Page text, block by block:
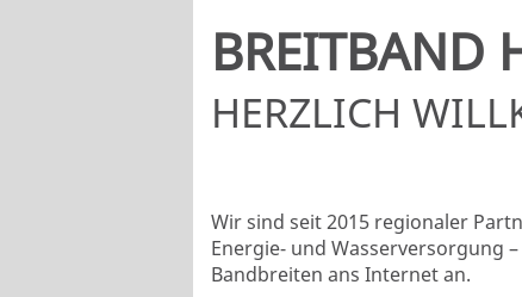
BREITBAND
HERZLICH
Wir sind seit 2015 regionaler
Energie- und Wasserversorgung
Bandbreiten ans Internet an.